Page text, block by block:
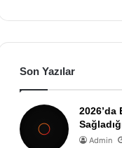
Son Yazılar
2026’da
Admin